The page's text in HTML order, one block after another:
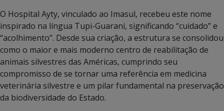
O Hospital Ayty, vinculado ao Imasul, recebeu este nome
inspirado na língua Tupi-Guarani, significando “cuidado” e
“acolhimento”. Desde sua criação, a estrutura se consolidou
como o maior e mais moderno centro de reabilitação de
animais silvestres das Américas, cumprindo seu
compromisso de se tornar uma referência em medicina
veterinária silvestre e um pilar fundamental na preservação
da biodiversidade do Estado.